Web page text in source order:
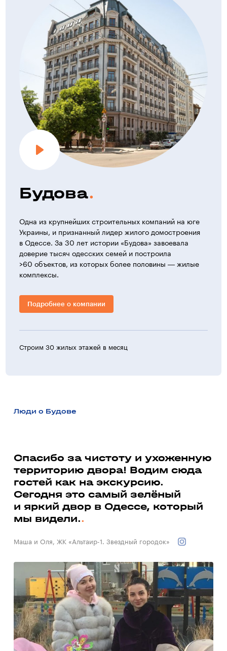
Будова
Одна из крупнейших строительных компаний на юге
Украины, и признанный лидер жилого домостроения
в Одессе. За 30 лет истории «Будова» завоевала
доверие тысяч одесских семей и построила
>60 объектов, из которых более половины — жилые
комплексы.
Подробнее о компании
Строим 30 жилых этажей в месяц
Люди о Будове
Спасибо за чистоту и ухоженную
территорию двора! Водим сюда
гостей как на экскурсию.
Сегодня это самый зелёный
и яркий двор в Одессе, который
мы видели.
Маша и Оля, ЖК «Альтаир-1. Звездный городок»